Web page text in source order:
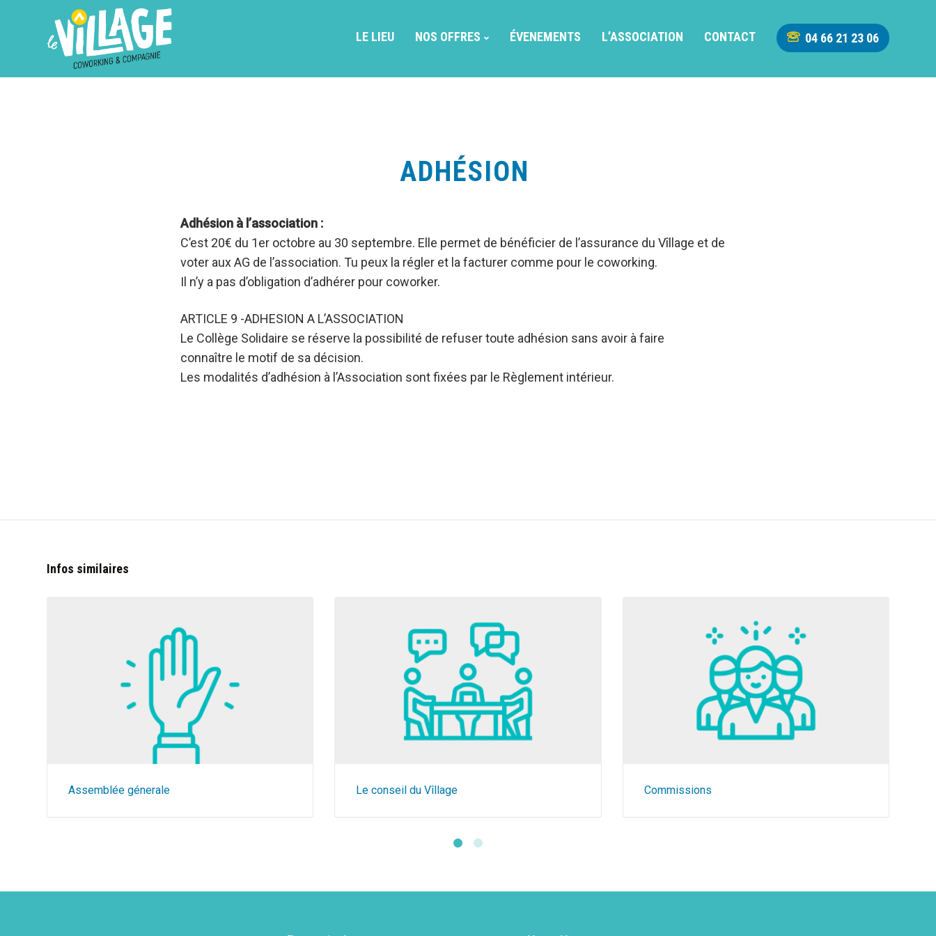
LE LIEU NOS OFFRES ÉVENEMENTS L’ASSOCIATION CONTACT 04 66 21 23 06
ADHÉSION
Adhésion à l’association :
C’est 20€ du 1er octobre au 30 septembre. Elle permet de bénéficier de l’assurance du Vîllage et de
voter aux AG de l’association. Tu peux la régler et la facturer comme pour le coworking.
Il n’y a pas d’obligation d’adhérer pour coworker.
ARTICLE 9 -ADHESION A L’ASSOCIATION
Le Collège Solidaire se réserve la possibilité de refuser toute adhésion sans avoir à faire
connaître le motif de sa décision.
Les modalités d’adhésion à l’Association sont fixées par le Règlement intérieur.
Infos similaires
Assemblée génerale Le conseil du Vîllage Commissions